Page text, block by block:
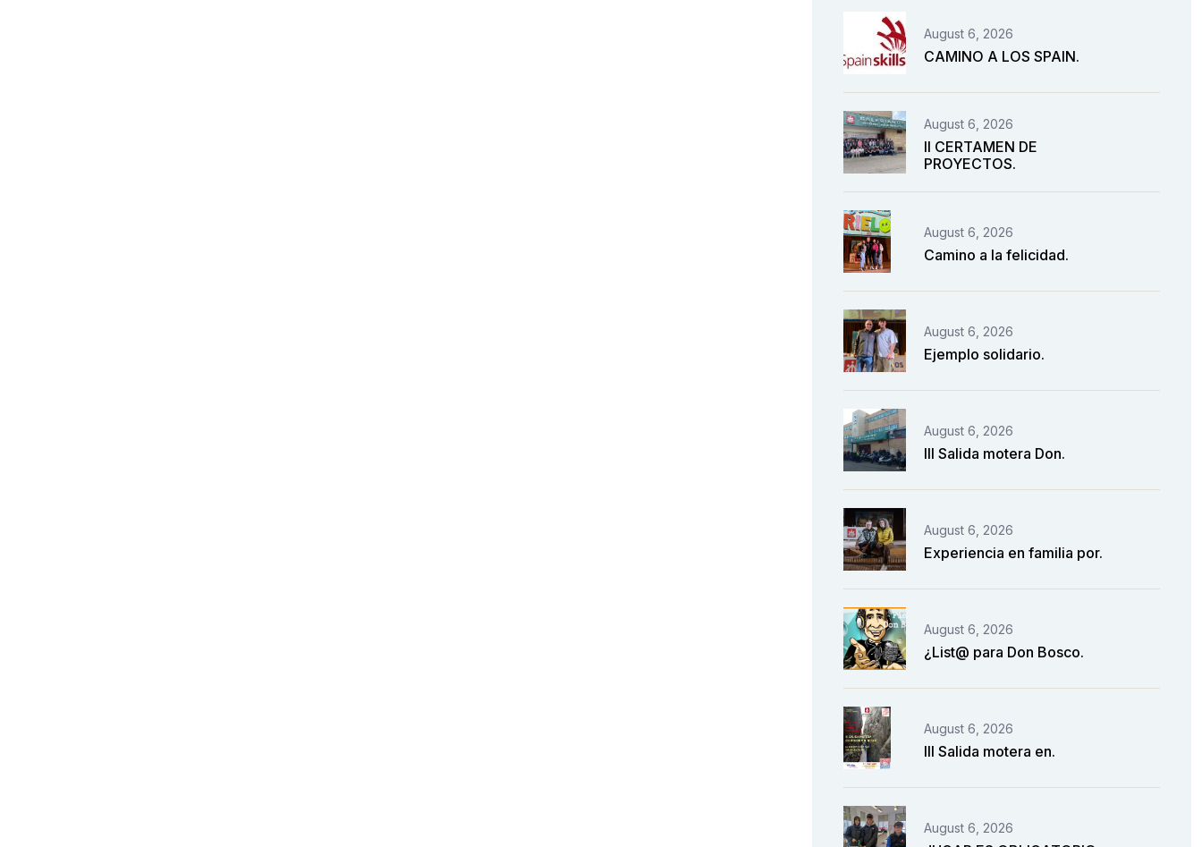
August 6, 2026
CAMINO A LOS SPAIN.
August 6, 2026
II CERTAMEN DE
PROYECTOS.
August 6, 2026
Camino a la felicidad.
August 6, 2026
Ejemplo solidario.
August 6, 2026
III Salida motera Don.
August 6, 2026
Experiencia en familia por.
August 6, 2026
¿List@ para Don Bosco.
August 6, 2026
III Salida motera en.
August 6, 2026